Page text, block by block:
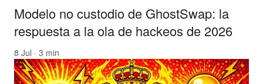
Modelo no custodio de GhostSwap: la
respuesta a la ola de hackeos de 2026
8 Jul · 3 min